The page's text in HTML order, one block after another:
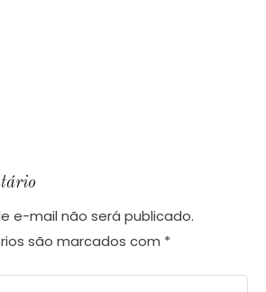
e-mail não será publicado.
são marcados com *